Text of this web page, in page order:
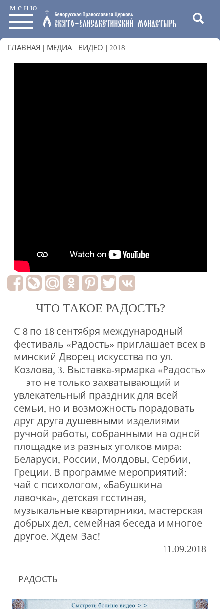
меню
ГЛАВНАЯ | МЕДИА | ВИДЕО | 2018
ЧТО ТАКОЕ РАДОСТЬ?
С 8 по 18 сентября международный
фестиваль «Радость» приглашает всех в
минский Дворец искусства по ул.
Козлова, 3. Выставка-ярмарка «Радость»
― это не только захватывающий и
увлекательный праздник для всей
семьи, но и возможность порадовать
друг друга душевными изделиями
ручной работы, собранными на одной
площадке из разных уголков мира:
Беларуси, России, Молдовы, Сербии,
Греции. В программе мероприятий:
чай с психологом, «Бабушкина
лавочка», детская гостиная,
музыкальные квартирники, мастерская
добрых дел, семейная беседа и многое
другое. Ждем Вас!
11.09.2018
РАДОСТЬ